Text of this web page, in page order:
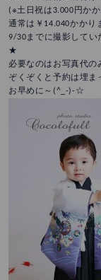
(※土日祝は3.000円か
通常は￥14.040かかり
9/30までに撮影してい
★
必要なのはお写真代の
ぞくぞくと予約は埋ま
お早めに～(^_-)-☆